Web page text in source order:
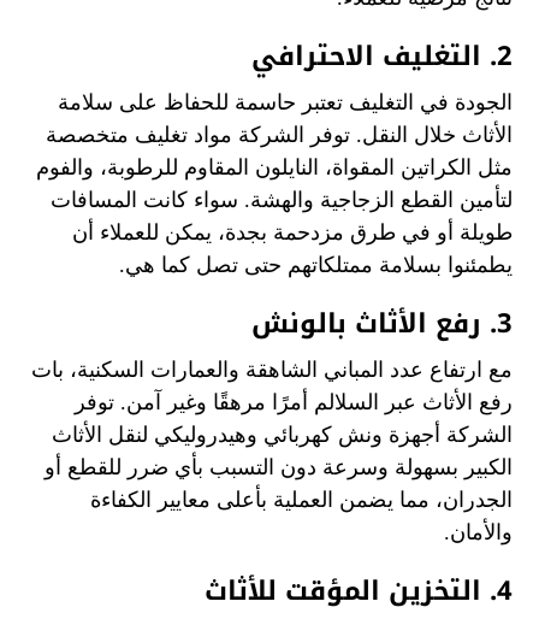
2. التغليف الاحترافي
الجودة في التغليف تعتبر حاسمة للحفاظ على سلامة
الأثاث خلال النقل. توفر الشركة مواد تغليف متخصصة
مثل الكراتين المقواة، النايلون المقاوم للرطوبة، والفوم
لتأمين القطع الزجاجية والهشة. سواء كانت المسافات
طويلة أو في طرق مزدحمة بجدة، يمكن للعملاء أن
يطمئنوا بسلامة ممتلكاتهم حتى تصل كما هي.
3. رفع الأثاث بالونش
مع ارتفاع عدد المباني الشاهقة والعمارات السكنية، بات
رفع الأثاث عبر السلالم أمرًا مرهقًا وغير آمن. توفر
الشركة أجهزة ونش كهربائي وهيدروليكي لنقل الأثاث
الكبير بسهولة وسرعة دون التسبب بأي ضرر للقطع أو
الجدران، مما يضمن العملية بأعلى معايير الكفاءة
والأمان.
4. التخزين المؤقت للأثاث